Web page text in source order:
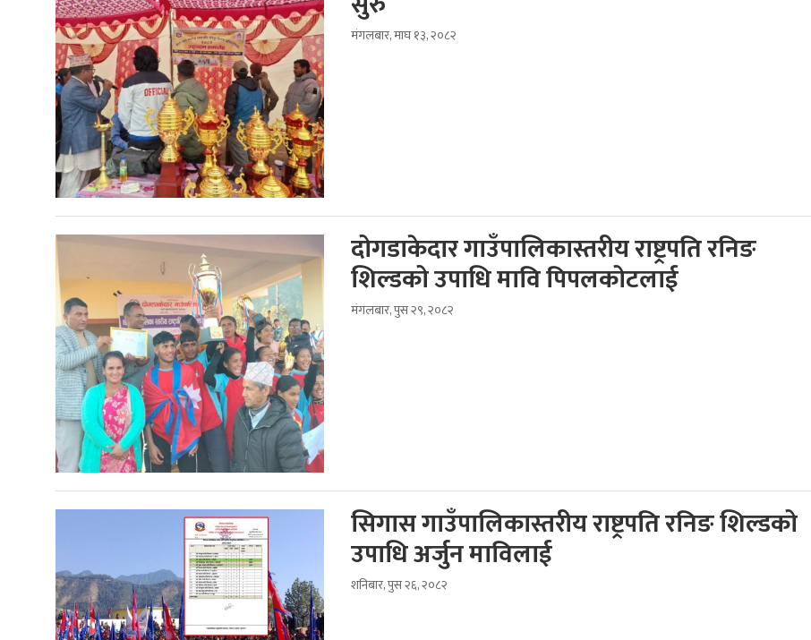
मंगलबार, माघ १३, २०८२
दोगडाकेदार गाउँपालिकास्तरीय राष्ट्रपति रनिङ
शिल्डको उपाधि मावि पिपलकोटलाई
मंगलबार, पुस २९, २०८२
सिगास गाउँपालिकास्तरीय राष्ट्रपति रनिङ शिल्डको
उपाधि अर्जुन माविलाई
शनिबार, पुस २६, २०८२